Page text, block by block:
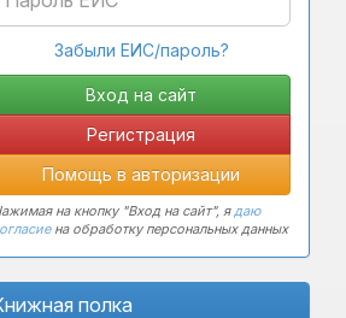
Забыли ЕИС/пароль?
Регистрация
Помощь в авторизации
на кнопку "Вход на сайт", ядаю
на обработку персональных данных
полка